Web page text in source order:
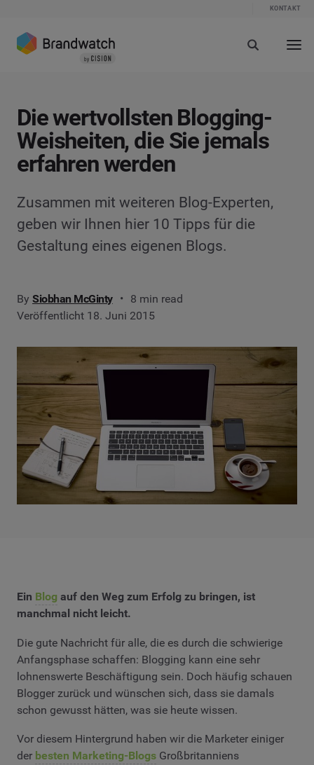
KONTAKT
Die wertvollsten Blogging-
Weisheiten, die Sie jemals
erfahren werden
Zusammen mit weiteren Blog-Experten,
geben wir Ihnen hier 10 Tipps für die
Gestaltung eines eigenen Blogs.
By Siobhan McGinty
8 min read
Veröffentlicht 18. Juni 2015
Ein Blog auf den Weg zum Erfolg zu bringen, ist
manchmal nicht leicht.
Die gute Nachricht für alle, die es durch die schwierige
Anfangsphase schaffen: Blogging kann eine sehr
lohnenswerte Beschäftigung sein. Doch häufig schauen
Blogger zurück und wünschen sich, dass sie damals
schon gewusst hätten, was sie heute wissen.
Vor diesem Hintergrund haben wir die Marketer einiger
der besten Marketing-Blogs Großbritanniens